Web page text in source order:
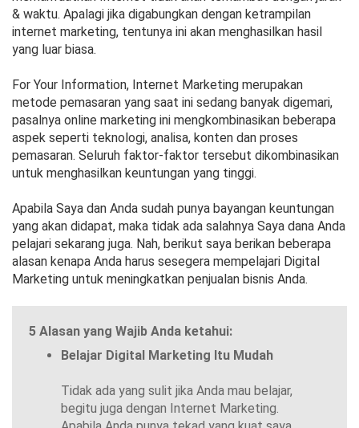
& waktu. Apalagi jika digabungkan dengan ketrampilan
internet marketing, tentunya ini akan menghasilkan hasil
yang luar biasa.
For Your Information, Internet Marketing merupakan
metode pemasaran yang saat ini sedang banyak digemari,
pasalnya online marketing ini mengkombinasikan beberapa
aspek seperti teknologi, analisa, konten dan proses
pemasaran. Seluruh faktor-faktor tersebut dikombinasikan
untuk menghasilkan keuntungan yang tinggi.
Apabila Saya dan Anda sudah punya bayangan keuntungan
yang akan didapat, maka tidak ada salahnya Saya dana Anda
pelajari sekarang juga. Nah, berikut saya berikan beberapa
alasan kenapa Anda harus sesegera mempelajari Digital
Marketing untuk meningkatkan penjualan bisnis Anda.
5 Alasan yang Wajib Anda ketahui:
Belajar Digital Marketing Itu Mudah
Tidak ada yang sulit jika Anda mau belajar,
begitu juga dengan Internet Marketing.